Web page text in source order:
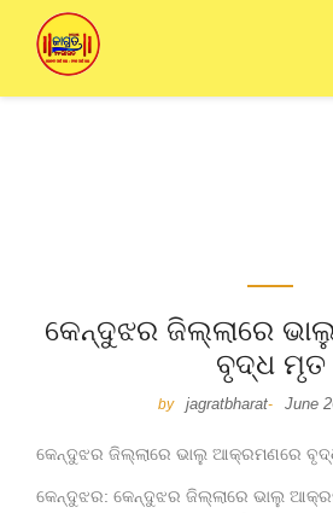
କେନ୍ଦୁଝର ଜିଲ୍ଲାରେ
ବୃଦ୍ଧ ମୃତ
by jagratbharat- June
କେନ୍ଦୁଝର ଜିଲ୍ଲାରେ ଭାଲୁ ଆକ୍ରମଣରେ
କେନ୍ଦୁଝର: କେନ୍ଦୁଝର ଜିଲ୍ଲାରେ ଭାଲୁ